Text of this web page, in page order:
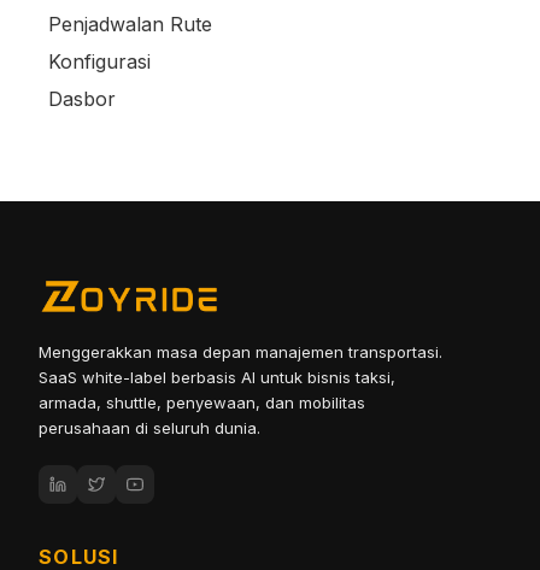
Penjadwalan Rute
Konfigurasi
Dasbor
Menggerakkan masa depan manajemen transportasi.
SaaS white-label berbasis AI untuk bisnis taksi,
armada, shuttle, penyewaan, dan mobilitas
perusahaan di seluruh dunia.
SOLUSI